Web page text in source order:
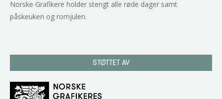
Norske Grafikere holder stengt alle røde dager samt
påskeuken og romjulen.
STØTTET AV